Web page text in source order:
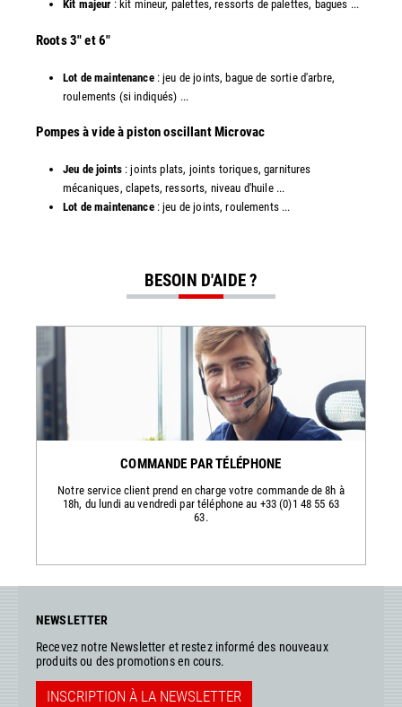
Kit majeur : kit mineur, palettes, ressorts de palettes, bagues ...
​Roots 3" et 6"
Lot de maintenance: jeu de joints, bague de sortie d'arbre,
roulements (si indiqués) ...
​​Pompes à vide à piston oscillant Microvac
Jeu de joints: joints plats, joints toriques, garnitures
mécaniques, clapets, ressorts, niveau d'huile ...
Lot de maintenance: jeu de joints, roulements ...
BESOIN D'AIDE ?
COMMANDE PAR TÉLÉPHONE
Notre service client prend en charge votre commande de 8h à
18h, du lundi au vendredi par téléphone au +33 (0)1 48 55 63
63.
NEWSLETTER
Recevez notre Newsletter et restez informé des nouveaux
produits ou des promotions en cours.
INSCRIPTION À LA NEWSLETTER